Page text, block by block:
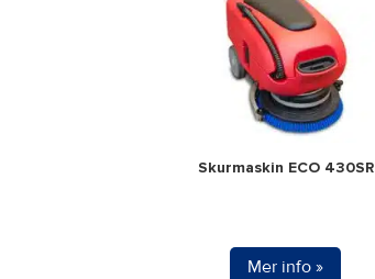
Skurmaskin ECO 430SR
Mer info »